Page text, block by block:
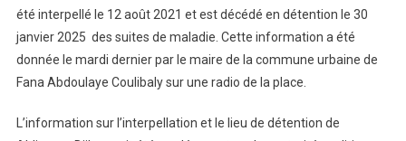
été interpellé le 12 août 2021 et est décédé en détention le 30
janvier 2025 des suites de maladie. Cette information a été
donnée le mardi dernier par le maire de la commune urbaine de
Fana Abdoulaye Coulibaly sur une radio de la place.
L’information sur l’interpellation et le lieu de détention de